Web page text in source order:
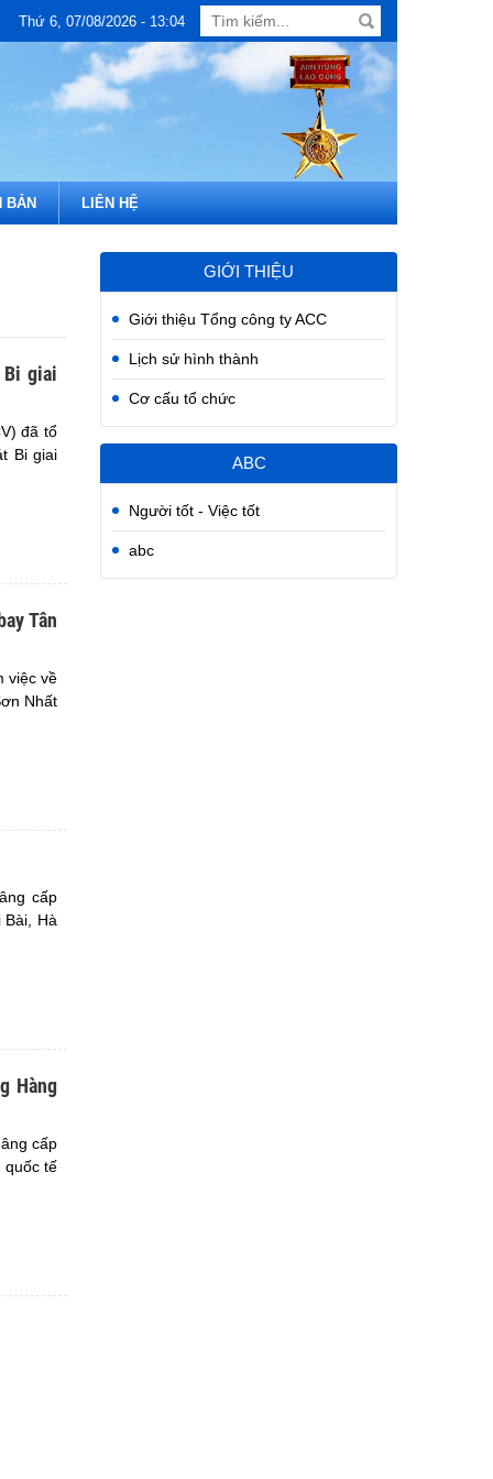
Thứ 6, 07/08/2026 - 13:04
BẢN LIÊN HỆ
Bi giai
đã tổ
Bi giai
Tân
việc về
Nhất
cấp
Hà
Hàng
cấp
quốc tế
GIỚI THIỆU
Giới thiệu Tổng công ty ACC
Lịch sử hình thành
Cơ cấu tổ chức
ABC
Người tốt - Việc tốt
abc